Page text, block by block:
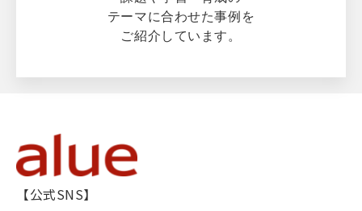
テーマに合わせた事例を
ご紹介しています。
【公式SNS】